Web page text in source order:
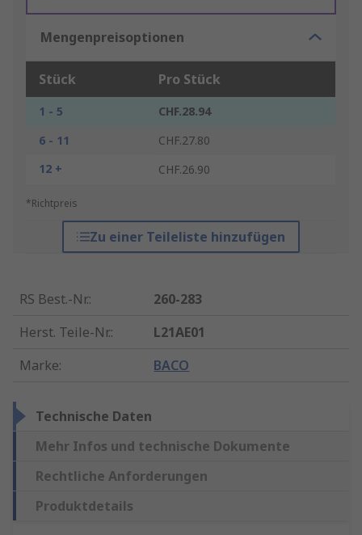
Mengenpreisoptionen
Stück Pro Stück
1 - 5
CHF.28.94
6 - 11
CHF.27.80
12 +
CHF.26.90
*Richtpreis
Zu einer Teileliste hinzufügen
RS Best.-Nr.:
260-283
Herst. Teile-Nr.:
L21AE01
Marke: BACO
Technische Daten
Mehr Infos und technische Dokumente
Rechtliche Anforderungen
Produktdetails